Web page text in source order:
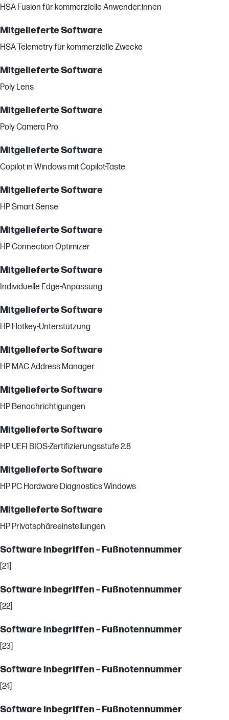
HSA Fusion für kommerzielle Anwender:innen
Mitgelieferte Software
HSA Telemetry für kommerzielle Zwecke
Mitgelieferte Software
Poly Lens
Mitgelieferte Software
Poly Camera Pro
Mitgelieferte Software
Copilot in Windows mit Copilot-Taste
Mitgelieferte Software
HP Smart Sense
Mitgelieferte Software
HP Connection Optimizer
Mitgelieferte Software
Individuelle Edge-Anpassung
Mitgelieferte Software
HP Hotkey-Unterstützung
Mitgelieferte Software
HP MAC Address Manager
Mitgelieferte Software
HP Benachrichtigungen
Mitgelieferte Software
HP UEFI BIOS-Zertifizierungsstufe 2.8
Mitgelieferte Software
HP PC Hardware Diagnostics Windows
Mitgelieferte Software
HP Privatsphäreeinstellungen
Software inbegriffen – Fußnotennummer
[21]
Software inbegriffen – Fußnotennummer
[22]
Software inbegriffen – Fußnotennummer
[23]
Software inbegriffen – Fußnotennummer
[24]
Software inbegriffen – Fußnotennummer